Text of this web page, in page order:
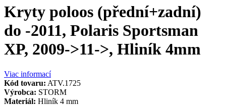
Kryty poloos (přední+zadní)
do -2011, Polaris Sportsman
XP, 2009->11->, Hliník 4mm
Viac informací
Kód tovaru: ATV.1725
Výrobca: STORM
Materiál: Hliník 4 mm